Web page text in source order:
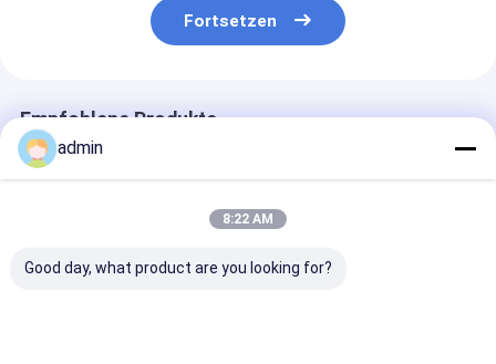
Fortsetzen
Empfohlene Produkte
admin
8:22 AM
Good day, what product are you looking for?